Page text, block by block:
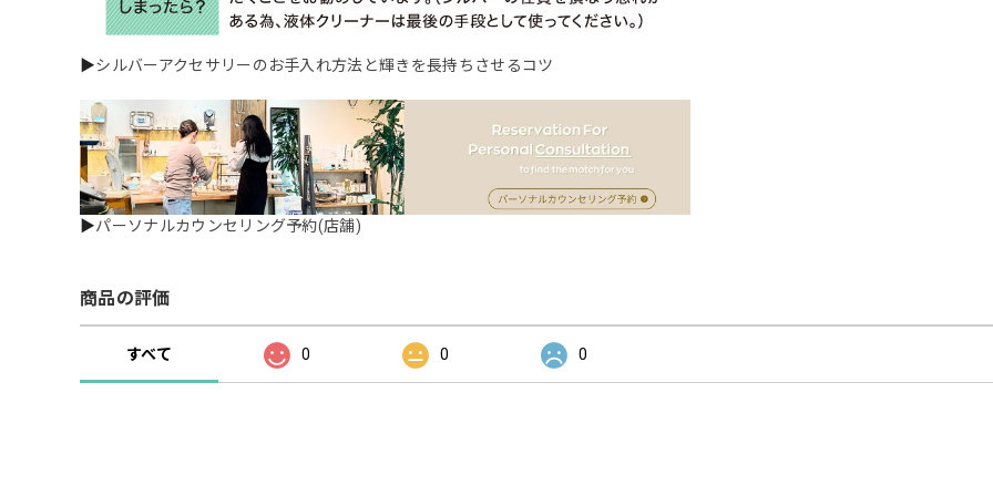
▶シルバーアクセサリーのお手入れ方法と輝きを長持ちさせるコツ
▶パーソナルカウンセリング予約(店舗)
商品の評価
すべて 0 0 0